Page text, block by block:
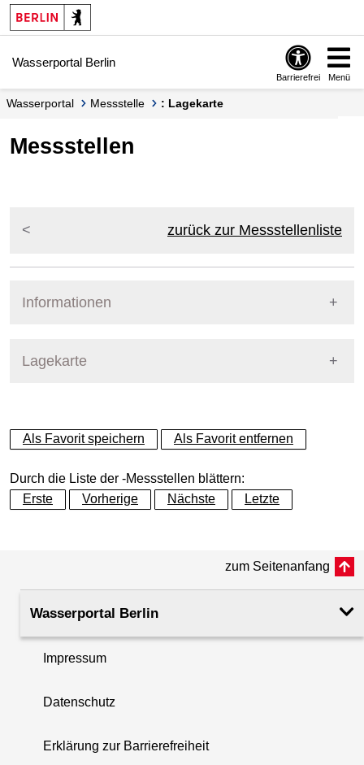
Springe zur Navigation
Springe zum Inhalt
Wasserportal Berlin
Barrierefrei Menü
Wasserportal Messstelle : Lagekarte
Messstellen
zurück zur Messstellenliste
Informationen
Lagekarte
+
−
Als Favorit speichern Als Favorit entfernen
Durch die Liste der -Messstellen blättern:
Erste
Vorherige Nächste Letzte
zum Seitenanfang
Wasserportal Berlin
Impressum
Datenschutz
Erklärung zur Barrierefreiheit